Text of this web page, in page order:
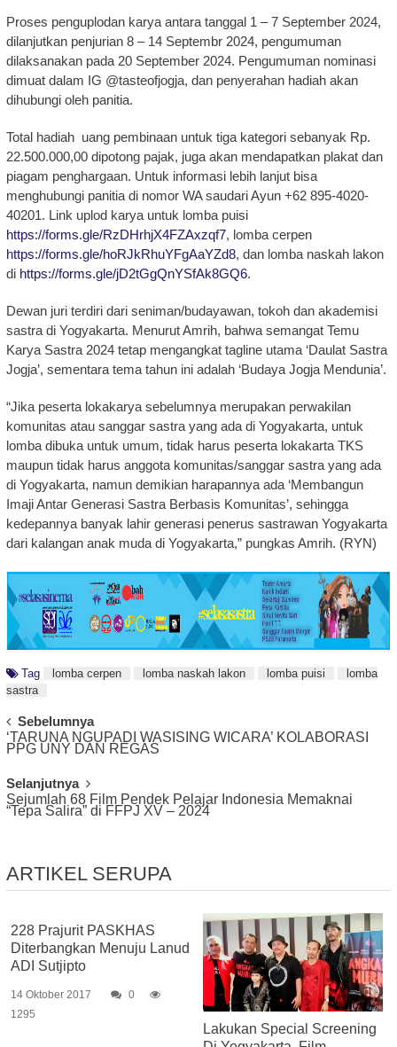
Proses penguplodan karya antara tanggal 1 – 7 September 2024,
dilanjutkan penjurian 8 – 14 Septembr 2024, pengumuman
dilaksanakan pada 20 September 2024. Pengumuman nominasi
dimuat dalam IG @tasteofjogja, dan penyerahan hadiah akan
dihubungi oleh panitia.
Total hadiah uang pembinaan untuk tiga kategori sebanyak Rp.
22.500.000,00 dipotong pajak, juga akan mendapatkan plakat dan
piagam penghargaan. Untuk informasi lebih lanjut bisa
menghubungi panitia di nomor WA saudari Ayun +62 895-4020-
40201. Link uplod karya untuk lomba puisi
https://forms.gle/RzDHrhjX4FZAxzqf7, lomba cerpen
https://forms.gle/hoRJkRhuYFgAaYZd8, dan lomba naskah lakon
di https://forms.gle/jD2tGgQnYSfAk8GQ6.
Dewan juri terdiri dari seniman/budayawan, tokoh dan akademisi
sastra di Yogyakarta. Menurut Amrih, bahwa semangat Temu
Karya Sastra 2024 tetap mengangkat tagline utama ‘Daulat Sastra
Jogja’, sementara tema tahun ini adalah ‘Budaya Jogja Mendunia’.
“Jika peserta lokakarya sebelumnya merupakan perwakilan
komunitas atau sanggar sastra yang ada di Yogyakarta, untuk
lomba dibuka untuk umum, tidak harus peserta lokakarta TKS
maupun tidak harus anggota komunitas/sanggar sastra yang ada
di Yogyakarta, namun demikian harapannya ada ‘Membangun
Imaji Antar Generasi Sastra Berbasis Komunitas’, sehingga
kedepannya banyak lahir generasi penerus sastrawan Yogyakarta
dari kalangan anak muda di Yogyakarta,” pungkas Amrih. (RYN)
Tag lomba cerpen lomba naskah lakon lomba puisi
lomba
sastra
Post
Navigation
Sebelumnya
‘TARUNA NGUPADI WASISING WICARA’ KOLABORASI
PPG UNY DAN REGAS
Selanjutnya
Sejumlah 68 Film Pendek Pelajar Indonesia Memaknai
“Tepa Salira” di FFPJ XV – 2024
ARTIKEL SERUPA
228 Prajurit PASKHAS
Diterbangkan Menuju Lanud
ADI Sutjipto
14 Oktober 2017
0
1295
Lakukan Special Screening